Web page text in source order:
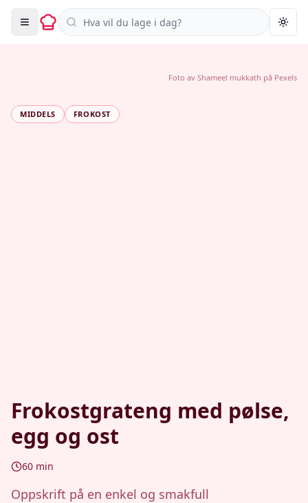
Søk i oppskrifter
MIDDELS FROKOST
Frokostgrateng med pølse,
egg og ost
60 min
Oppskrift på en enkel og smakfull
Foto av Shameel mukkath på Pexels